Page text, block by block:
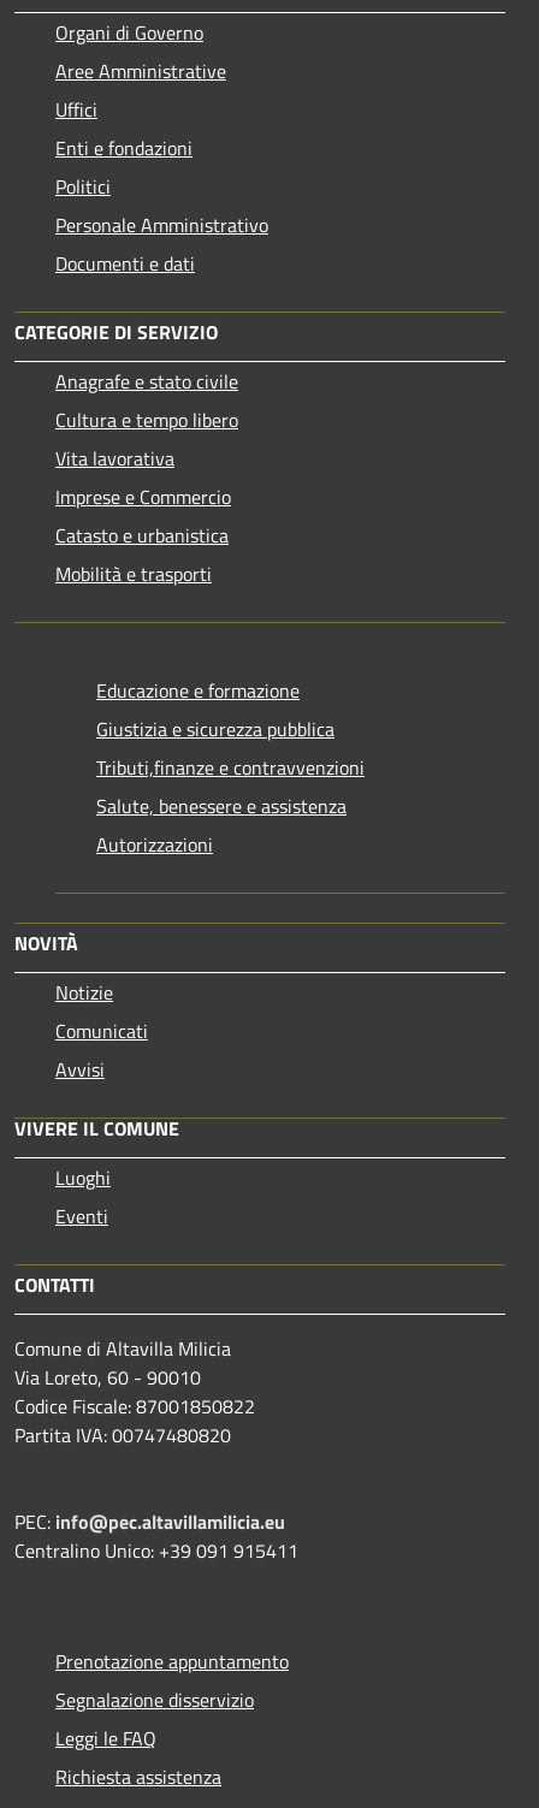
Organi di Governo
Aree Amministrative
Uffici
Enti e fondazioni
Politici
Personale Amministrativo
Documenti e dati
CATEGORIE DI SERVIZIO
Anagrafe e stato civile
Cultura e tempo libero
Vita lavorativa
Imprese e Commercio
Catasto e urbanistica
Mobilità e trasporti
Educazione e formazione
Giustizia e sicurezza pubblica
Tributi,finanze e contravvenzioni
Salute, benessere e assistenza
Autorizzazioni
NOVITÀ
Notizie
Comunicati
Avvisi
VIVERE IL COMUNE
Luoghi
Eventi
CONTATTI
Comune di Altavilla Milicia
Via Loreto, 60 - 90010
Codice Fiscale: 87001850822
Partita IVA: 00747480820
PEC: info@pec.altavillamilicia.eu
Centralino Unico: +39 091 915411
Prenotazione appuntamento
Segnalazione disservizio
Leggi le FAQ
Richiesta assistenza